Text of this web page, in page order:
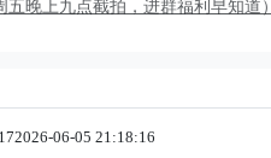
晚上九点截拍，进群福利早知道）
2026-06-05 21:18:16